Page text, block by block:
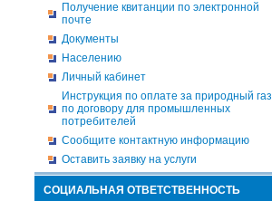
Получение квитанции по электронной
почте
Документы
Населению
Личный кабинет
Инструкция по оплате за природный газ
по договору для промышленных
потребителей
Сообщите контактную информацию
Оставить заявку на услуги
СОЦИАЛЬНАЯ ОТВЕТСТВЕННОСТЬ